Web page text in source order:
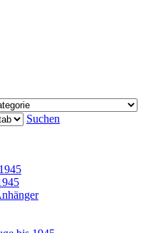
Suchen